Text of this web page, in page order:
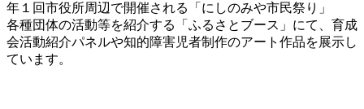
年１回市役所周辺で開催される「にしのみや市民祭り」
各種団体の活動等を紹介する「ふるさとブース」にて、育成
会活動紹介パネルや知的障害児者制作のアート作品を展示し
ています。